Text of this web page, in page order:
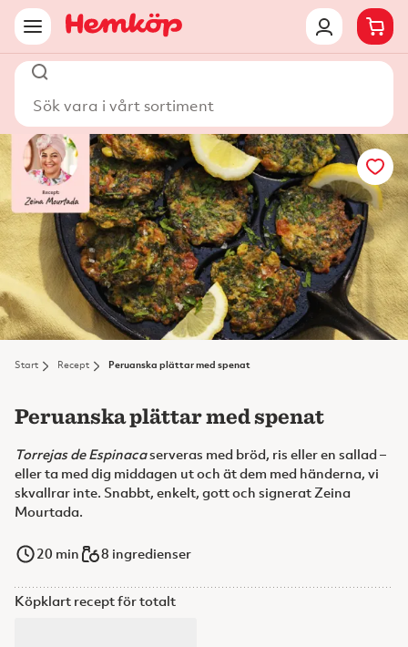
Start Recept Peruanska plättar med spenat
Peruanska plättar med spenat
Torrejas de Espinacaserveras med bröd, ris eller en sallad –
eller ta med dig middagen ut och ät dem med händerna, vi
skvallrar inte. Snabbt, enkelt, gott och signerat Zeina
Mourtada.
20 min 8 ingredienser
Köpklart recept för totalt